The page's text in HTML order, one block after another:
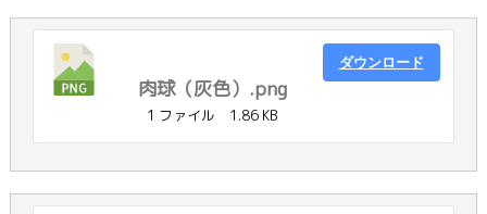
肉球（灰色）.png
1 ファイル 1.86 KB
ダウンロード